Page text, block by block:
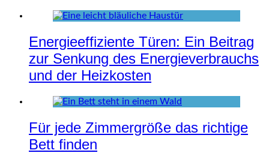
Energieeffiziente Türen: Ein Beitrag
zur Senkung des Energieverbrauchs
und der Heizkosten
Für jede Zimmergröße das richtige
Bett finden